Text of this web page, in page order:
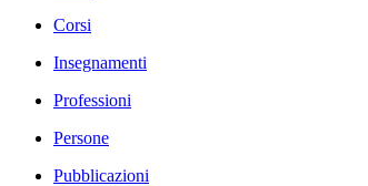
Corsi
Insegnamenti
Professioni
Persone
Pubblicazioni